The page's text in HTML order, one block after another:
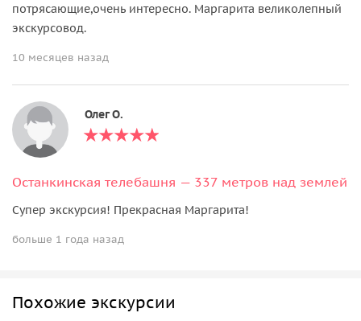
потрясающие,очень интересно. Маргарита великолепный
экскурсовод.
10 месяцев назад
Олег О.
Останкинская телебашня — 337 метров над землей
Супер экскурсия! Прекрасная Маргарита!
больше 1 года назад
Похожие экскурсии